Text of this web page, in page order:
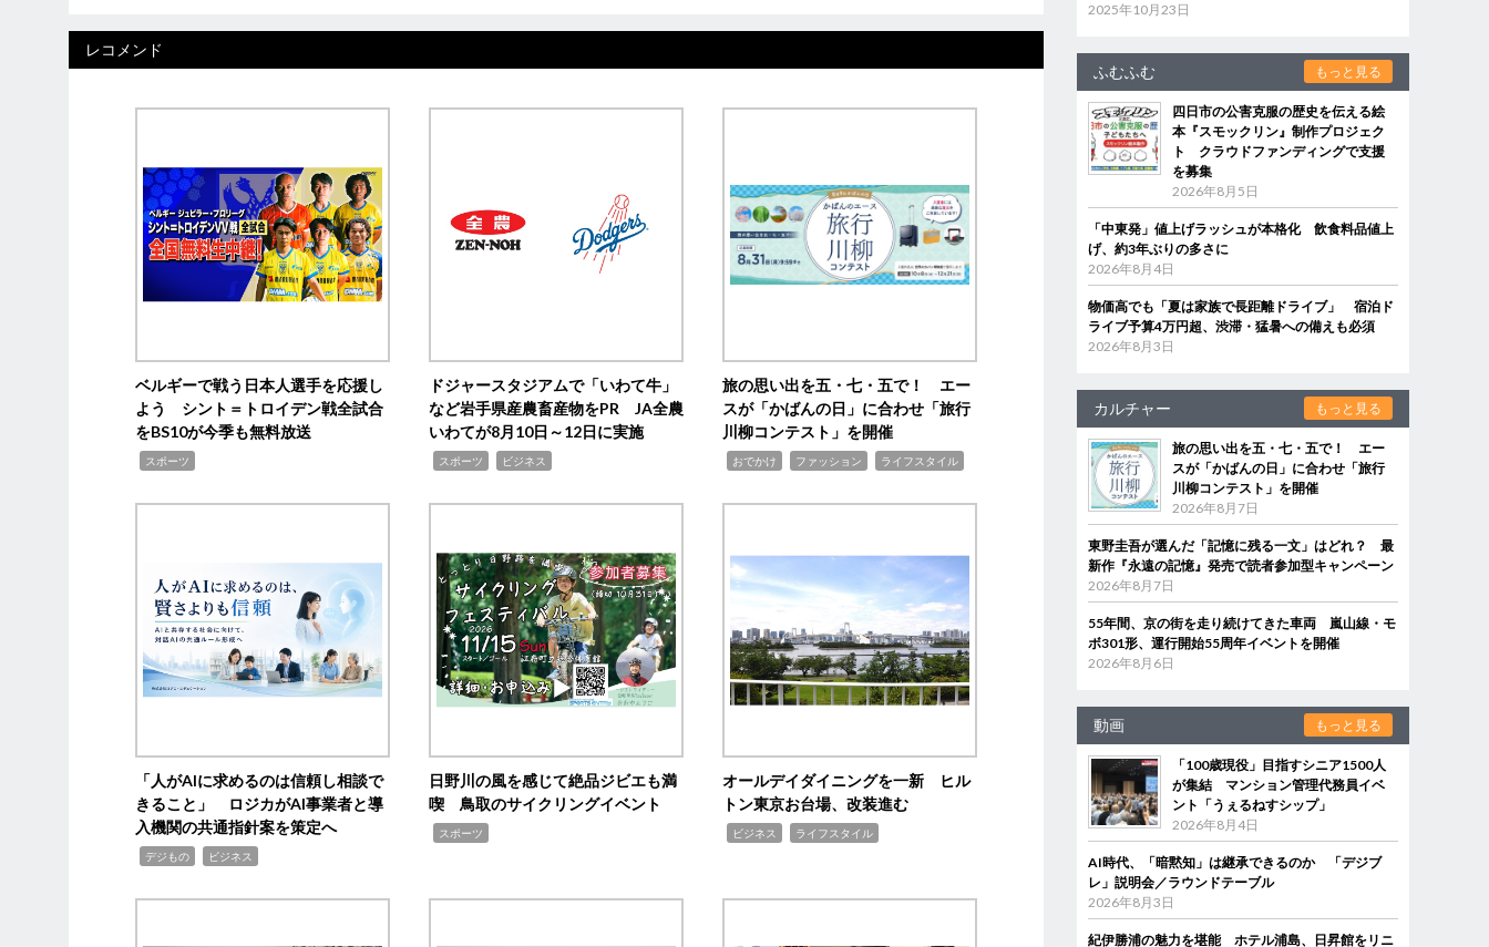
レコメンド
ベルギーで戦う日本人選手を応援し
よう シント＝トロイデン戦全試合
をBS10が今季も無料放送
スポーツ
ドジャースタジアムで「いわて牛」
など岩手県産農畜産物をPR JA全農
いわてが8月10日～12日に実施
スポーツ ビジネス
旅の思い出を五・七・五で！ エー
スが「かばんの日」に合わせ「旅行
川柳コンテスト」を開催
おでかけ ファッション ライフスタイル
「人がAIに求めるのは信頼し相談で
きること」 ロジカがAI事業者と導
入機関の共通指針案を策定へ
デジもの ビジネス
日野川の風を感じて絶品ジビエも満
喫 鳥取のサイクリングイベント
スポーツ
オールデイダイニングを一新 ヒル
トン東京お台場、改装進む
ビジネス ライフスタイル
2025年10月23日
ふむふむ もっと見る
四日市の公害克服の歴史を伝える絵
本『スモックリン』制作プロジェク
ト クラウドファンディングで支援
を募集
2026年8月5日
「中東発」値上げラッシュが本格化 飲食料品値上
げ、約3年ぶりの多さに
2026年8月4日
物価高でも「夏は家族で長距離ドライブ」 宿泊ド
ライブ予算4万円超、渋滞・猛暑への備えも必須
2026年8月3日
カルチャー もっと見る
旅の思い出を五・七・五で！ エー
スが「かばんの日」に合わせ「旅行
川柳コンテスト」を開催
2026年8月7日
東野圭吾が選んだ「記憶に残る一文」はどれ？ 最
新作『永遠の記憶』発売で読者参加型キャンペーン
2026年8月7日
55年間、京の街を走り続けてきた車両 嵐山線・モ
ボ301形、運行開始55周年イベントを開催
2026年8月6日
動画 もっと見る
「100歳現役」目指すシニア1500人
が集結 マンション管理代務員イベ
ント「うぇるねすシップ」
2026年8月4日
AI時代、「暗黙知」は継承できるのか 「デジブ
レ」説明会／ラウンドテーブル
2026年8月3日
紀伊勝浦の魅力を堪能 ホテル浦島、日昇館をリニ